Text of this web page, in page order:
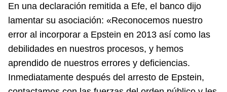
En una declaración remitida a Efe, el banco dijo
lamentar su asociación: «Reconocemos nuestro
error al incorporar a Epstein en 2013 así como las
debilidades en nuestros procesos, y hemos
aprendido de nuestros errores y deficiencias.
Inmediatamente después del arresto de Epstein,